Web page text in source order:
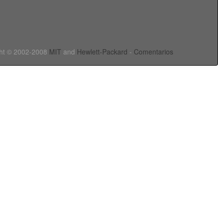
© 2002-2008 MIT and Hewlett-Packard - Comentarios